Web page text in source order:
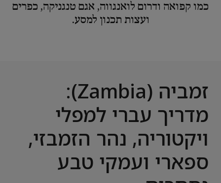
כמו קפואה ודרום לואנגווה, אגם טנגניקה, כפרים
ועצות תכנון למסע.
זמביה (Zambia):
מדריך עברי למפלי
ויקטוריה, נהר הזמבזי,
ספארי ועמקי טבע